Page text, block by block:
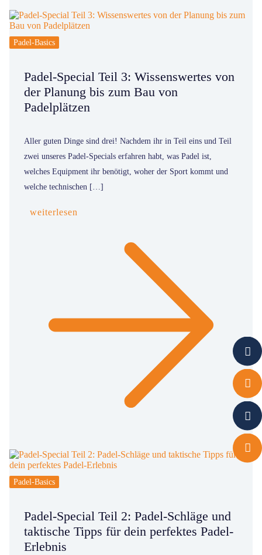
Padel-Basics
Padel-Special Teil 3: Wissenswertes von
der Planung bis zum Bau von
Padelplätzen
Aller guten Dinge sind drei! Nachdem ihr in Teil eins und Teil
zwei unseres Padel-Specials erfahren habt, was Padel ist,
welches Equipment ihr benötigt, woher der Sport kommt und
welche technischen […]
weiterlesen
Padel-Basics
Padel-Special Teil 2: Padel-Schläge und
taktische Tipps für dein perfektes Padel-
Erlebnis